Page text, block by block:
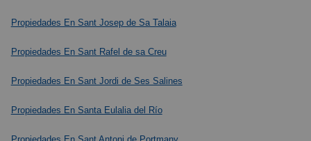
Propiedades En Sant Josep de Sa Talaia
Propiedades En Sant Rafel de sa Creu
Propiedades En Sant Jordi de Ses Salines
Propiedades En Santa Eulalia del Río